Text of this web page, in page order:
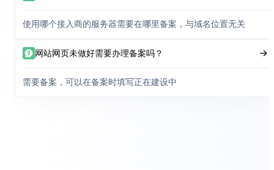
使用哪个接入商的服务器需要在哪里备案，与域名位置无关
网站网页未做好需要办理备案吗？
需要备案，可以在备案时填写正在建设中